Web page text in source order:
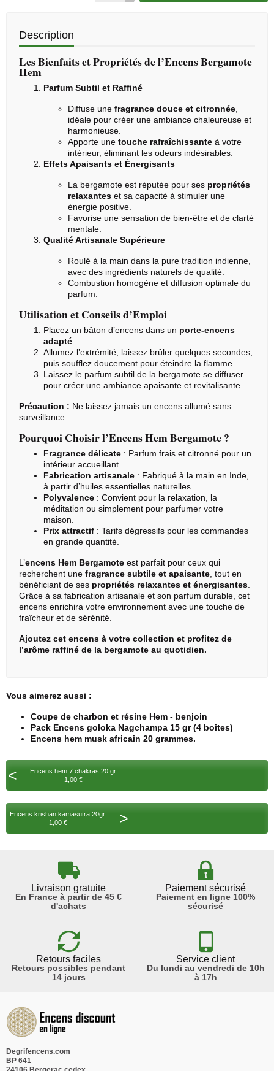
Description
Les Bienfaits et Propriétés de l’Encens Bergamote
Hem
Parfum Subtil et Raffiné
Diffuse une fragrance douce et citronnée
idéale pour créer une ambiance chaleureuse et
harmonieuse.
Apporte une touche rafraîchissante à votre
intérieur, éliminant les odeurs indésirables.
Effets Apaisants et Énergisants
La bergamote est réputée pour ses propriétés
relaxantes et sa capacité à stimuler une
énergie positive.
Favorise une sensation de bien-être et de clarté
mentale.
Qualité Artisanale Supérieure
Roulé à la main dans la pure tradition indienne,
avec des ingrédients naturels de qualité.
Combustion homogène et diffusion optimale du
parfum.
Utilisation et Conseils d’Emploi
Placez un bâton d’encens dans un porte-encens
adapté
Allumez l’extrémité, laissez brûler quelques secondes,
puis soufflez doucement pour éteindre la flamme.
Laissez le parfum subtil de la bergamote se diffuser
pour créer une ambiance apaisante et revitalisante.
Précaution : Ne laissez jamais un encens allumé sans
surveillance.
Pourquoi Choisir l’Encens Hem Bergamote ?
Fragrance délicate : Parfum frais et citronné pour un
intérieur accueillant.
Fabrication artisanale : Fabriqué à la main en Inde,
à partir d’huiles essentielles naturelles.
Polyvalence : Convient pour la relaxation, la
méditation ou simplement pour parfumer votre
maison.
Prix attractif : Tarifs dégressifs pour les commandes
en grande quantité.
L’encens Hem Bergamote est parfait pour ceux qui
recherchent une fragrance subtile et apaisante , tout en
bénéficiant de ses propriétés relaxantes et énergisantes
Grâce à sa fabrication artisanale et son parfum durable, cet
encens enrichira votre environnement avec une touche de
fraîcheur et de sérénité.
Ajoutez cet encens à votre collection et profitez de
l’arôme raffiné de la bergamote au quotidien.
Vous aimerez aussi :
Coupe de charbon et résine Hem - benjoin
Pack Encens goloka Nagchampa 15 gr (4 boites)
Encens hem musk africain 20 grammes.
<
Encens hem 7 chakras 20 gr
1,00 €
Encens krishan kamasutra 20gr.
1,00 €
>
Livraison gratuite
En France à partir de 45 €
d'achats
Paiement sécurisé
Paiement en ligne 100%
sécurisé
Retours faciles
Retours possibles pendant
14 jours
Service client
Du lundi au vendredi de 10h
à 17h
Degrifencens.com
BP 641